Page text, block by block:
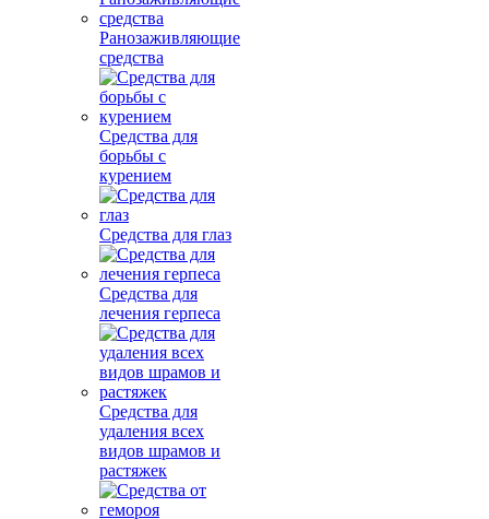
Ранозаживляющие
средства
Средства для
борьбы с
курением
Средства для глаз
Средства для
лечения герпеса
Средства для
удаления всех
видов шрамов и
растяжек